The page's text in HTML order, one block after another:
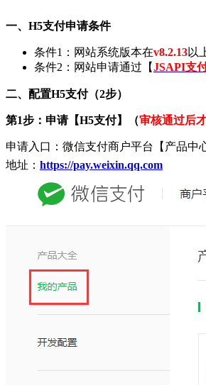
一、H5支付申请条件
条件1：网站系统版本在v8.2.13以
条件2：网站申请通过【JSAPI支
二、配置H5支付（2步）
第1步：申请【H5支付】（审核通过后
申请入口：微信支付商户平台【产品中
地址： https://pay.weixin.qq.com